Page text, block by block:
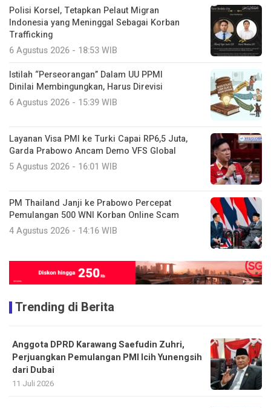
Polisi Korsel, Tetapkan Pelaut Migran
Indonesia yang Meninggal Sebagai Korban
Trafficking
6 Agustus 2026 - 18:53 WIB
Istilah “Perseorangan” Dalam UU PPMI
Dinilai Membingungkan, Harus Direvisi
6 Agustus 2026 - 15:39 WIB
Layanan Visa PMI ke Turki Capai RP6,5 Juta,
Garda Prabowo Ancam Demo VFS Global
5 Agustus 2026 - 16:01 WIB
PM Thailand Janji ke Prabowo Percepat
Pemulangan 500 WNI Korban Online Scam
4 Agustus 2026 - 14:16 WIB
Trending di Berita
Anggota DPRD Karawang Saefudin Zuhri,
Perjuangkan Pemulangan PMI Icih Yunengsih
dari Dubai
11 Juli 2026